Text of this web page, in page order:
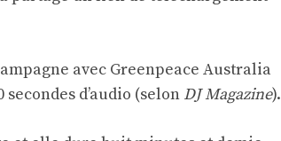
avec Greenpeace Australia
d’audio (selon DJ Magazine).